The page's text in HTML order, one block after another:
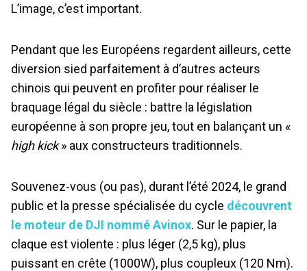
L’image, c’est important.
Pendant que les Européens regardent ailleurs, cette
diversion sied parfaitement à d’autres acteurs
chinois qui peuvent en profiter pour réaliser le
braquage légal du siècle : battre la législation
européenne à son propre jeu, tout en balançant un «
high kick» aux constructeurs traditionnels.
Souvenez-vous (ou pas), durant l’été 2024, le grand
public et la presse spécialisée du cycle découvrent
le moteur de DJI nommé Avinox. Sur le papier, la
claque est violente : plus léger (2,5 kg), plus
puissant en crête (1000W), plus coupleux (120 Nm).